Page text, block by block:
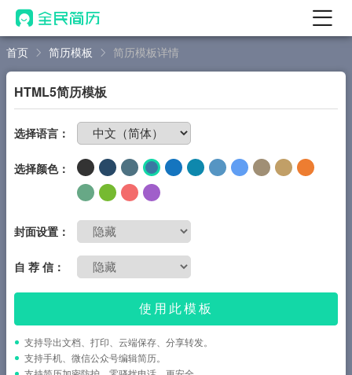
首页
AI 简历工具
AI 优化简历
AI 翻译简历
AI 诊断简历
AI 模拟面试
面试自我介绍
简历教程
首页 简历模板 简历模板详情
HTML5简历模板
选择语言：
选择颜色：
封面设置：
自 荐 信：
使用此模板
支持导出文档、打印、云端保存、分享转发。
支持手机、微信公众号编辑简历。